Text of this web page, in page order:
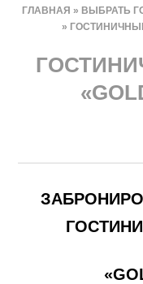
ГЛАВНАЯ » ВЫБРАТЬ
» ГОСТИНИЧНЫЙ